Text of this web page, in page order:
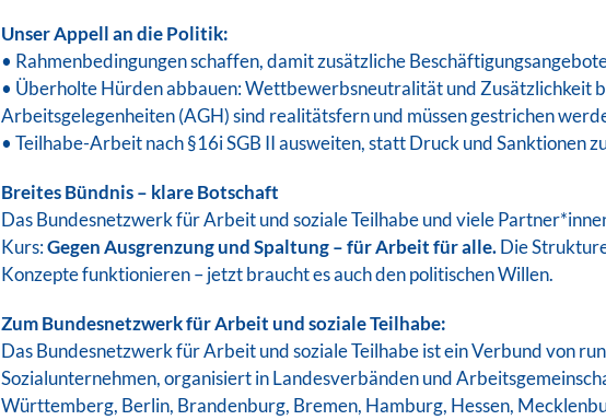
Unser Appell an die Politik:
• Rahmenbedingungen schaffen, damit zusätzliche
• Überholte Hürden abbauen: Wettbewerbsneutralität und Zusätzlichkeit
Arbeitsgelegenheiten (AGH) sind realitätsfern und müssen gestrichen
• Teilhabe-Arbeit nach §16i SGB II ausweiten, statt Druck und Sanktionen
Breites Bündnis – klare Botschaft
Das Bundesnetzwerk für Arbeit und soziale Teilhabe und viele
Kurs:Gegen Ausgrenzung und Spaltung – für Arbeit für alle.Die
Konzepte funktionieren – jetzt braucht es auch den politischen Willen.
Zum Bundesnetzwerk für Arbeit und soziale Teilhabe:
Das Bundesnetzwerk für Arbeit und soziale Teilhabe ist ein Verbund von
Sozialunternehmen, organisiert in Landesverbänden und
Württemberg, Berlin, Brandenburg, Bremen, Hamburg, Hessen,